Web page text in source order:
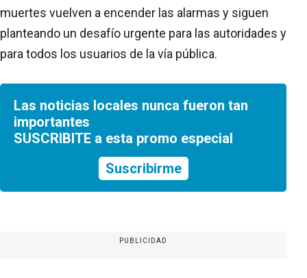
muertes vuelven a encender las alarmas y siguen
planteando un desafío urgente para las autoridades y
para todos los usuarios de la vía pública.
Las noticias locales nunca fueron tan
importantes
SUSCRIBITE a esta promo especial
Suscribirme
PUBLICIDAD